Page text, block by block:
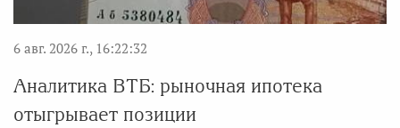
6 авг. 2026 г., 16:22:32
Аналитика ВТБ: рыночная ипотека
отыгрывает позиции